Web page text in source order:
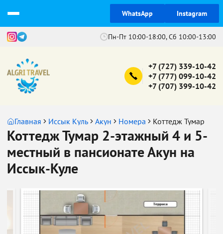
WhatsApp Instagram
Пн-Пт 10:00-18:00, Сб 10:00-13:00
+7 (727) 339-10-42
+7 (777) 099-10-42
+7 (707) 399-10-42
Главная Иссык Куль Акун Номера Коттедж Тумар
Коттедж Тумар 2-этажный 4 и 5-
местный в пансионате Акун на
Иссык-Куле